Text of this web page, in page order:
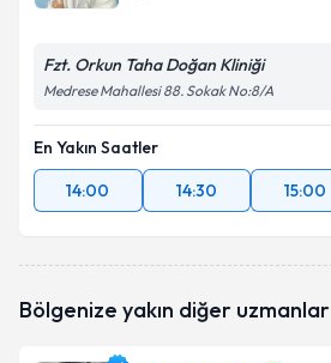
Fzt. Orkun Taha Doğan Kliniği
Medrese Mahallesi 88. Sokak No:8/A
En Yakın Saatler
14:00
14:30 15:00
Bölgenize yakın diğer uzmanlar